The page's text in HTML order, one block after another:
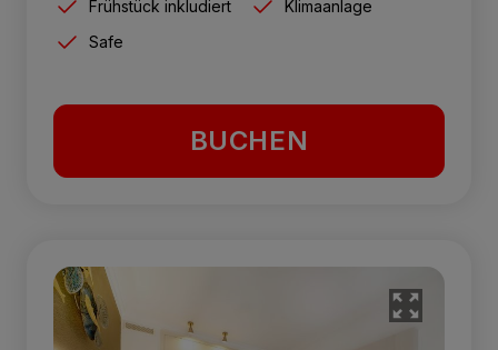
Frühstück inkludiert
Klimaanlage
Safe
BUCHEN